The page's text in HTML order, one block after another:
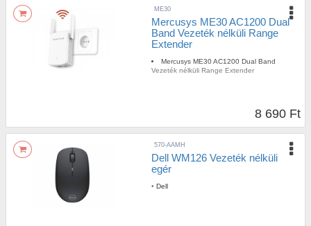
ME30
Mercusys ME30 AC1200 Dual
Band Vezeték nélküli Range
Extender
Mercusys ME30 AC1200 Dual Band
Vezeték nélküli Range Extender
8 690 Ft
570-AAMH
Dell WM126 Vezeték nélküli
egér
• Dell